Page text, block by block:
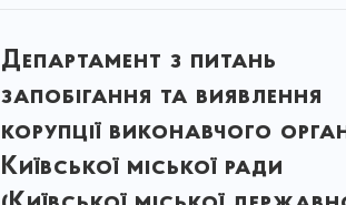
Департамент з питань
запобігання та виявлення
корупції виконавчого
Київської міської ради